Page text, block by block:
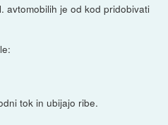
avtomobilih je od kod pridobivati
tok in ubijajo ribe.